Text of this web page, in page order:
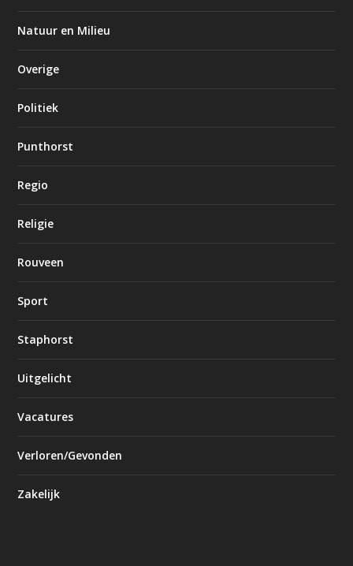
Natuur en Milieu
Overige
Politiek
Punthorst
Regio
Religie
Rouveen
Sport
Staphorst
Uitgelicht
Vacatures
Verloren/Gevonden
Zakelijk